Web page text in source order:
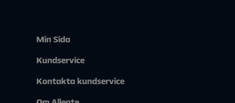
Min Sida
Kundservice
Kontakta kundservice